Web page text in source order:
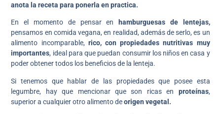
anota la receta para ponerla en practica.
En el momento de pensar en
hamburguesas de lentejas,
pensamos en comida vegana, en realidad, además de serlo, es un
alimento incomparable, rico, con propiedades nutritivas muy
importantes, ideal para que puedan consumir los niños en casa y
poder obtener todos los beneficios de la lenteja.
Si tenemos que hablar de las propiedades que posee esta
legumbre, hay que mencionar que son ricas en proteínas,
superior a cualquier otro alimento deorigen vegetal.